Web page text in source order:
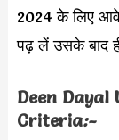
2024 के लिए
पढ़ लें उसके बाद
Deen Dayal
Criteria:-